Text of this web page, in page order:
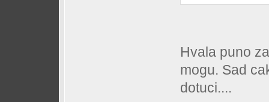
Hvala puno
mogu. Sad
dotuci....